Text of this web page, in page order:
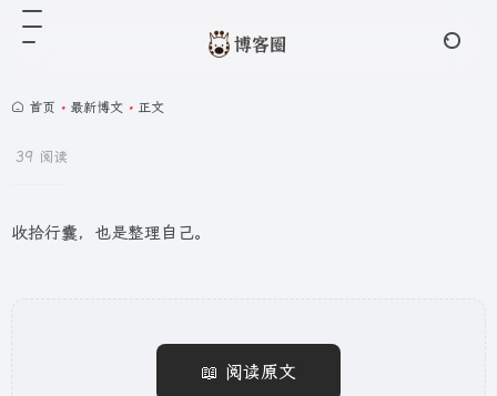
首页 • 最新博文 • 正文
39 阅读
收拾行囊，也是整理自己。
📖 阅读原文